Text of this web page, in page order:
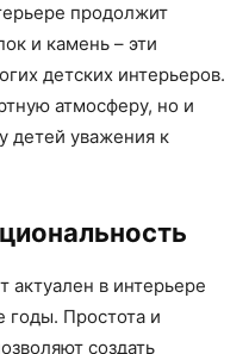
продолжит
и камень – эти
детских интерьеров.
атмосферу, но и
детей уважения к
актуален в интерьере
Простота и
создать